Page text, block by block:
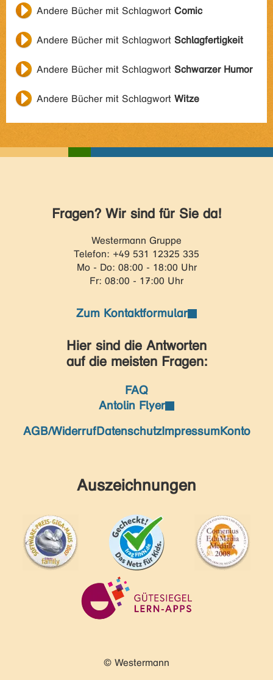
Andere Bücher mit Schlagwort Comic
Andere Bücher mit Schlagwort Schlagfertigkeit
Andere Bücher mit Schlagwort Schwarzer Humor
Andere Bücher mit Schlagwort Witze